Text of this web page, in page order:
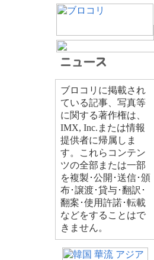
ブロコリに掲載され
ている記事、写真等
に関する著作権は、
IMX, Inc.または情報
提供者に帰属しま
す。これらコンテン
ツの全部または一部
を複製･公開･送信･頒
布･譲渡･貸与･翻訳･
翻案･使用許諾･転載
などをすることはで
きません。